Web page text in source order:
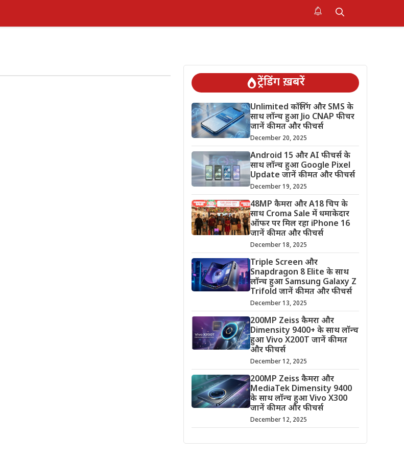
ट्रेंडिंग ख़बरें
Unlimited कॉलिंग और SMS के
साथ लॉन्च हुआ Jio CNAP फीचर
जानें कीमत और फीचर्स
December 20, 2025
Android 15 और AI फीचर्स के
साथ लॉन्च हुआ Google Pixel
Update जानें कीमत और फीचर्स
December 19, 2025
48MP कैमरा और A18 चिप के
साथ Croma Sale में धमाकेदार
ऑफर पर मिल रहा iPhone 16
जानें कीमत और फीचर्स
December 18, 2025
Triple Screen और
Snapdragon 8 Elite के साथ
लॉन्च हुआ Samsung Galaxy Z
Trifold जानें कीमत और फीचर्स
December 13, 2025
200MP Zeiss कैमरा और
Dimensity 9400+ के साथ लॉन्च
हुआ Vivo X200T जानें कीमत
और फीचर्स
December 12, 2025
200MP Zeiss कैमरा और
MediaTek Dimensity 9400
के साथ लॉन्च हुआ Vivo X300
जानें कीमत और फीचर्स
December 12, 2025